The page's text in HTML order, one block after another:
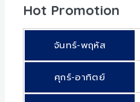
Hot Promotion
จันทร์-พฤหัส
ศุกร์-อาทิตย์